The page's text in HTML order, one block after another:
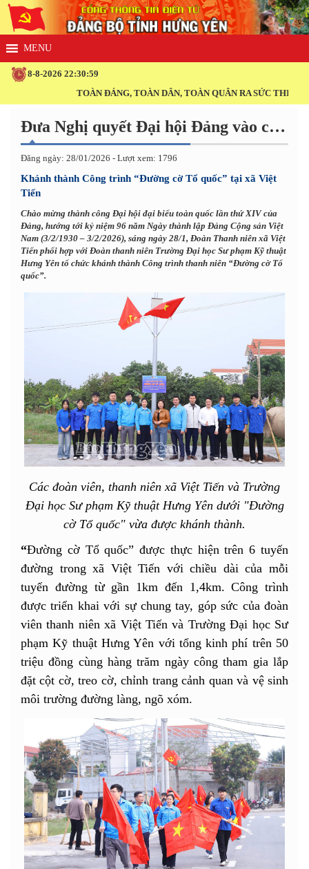
8-8-2026 22:30:59
TOÀN ĐẢNG, TOÀN DÂN, TOÀN QUÂN RA SỨC THI ĐUA
Đưa Nghị quyết Đại hội Đảng vào cuộc sống
Đăng ngày: 28/01/2026 - Lượt xem: 1796
Khánh thành Công trình “Đường cờ Tổ quốc” tại xã Việt
Tiến
Chào mừng thành công Đại hội đại biểu toàn quốc lần thứ XIV của
Đảng, hướng tới kỷ niệm 96 năm Ngày thành lập Đảng Cộng sản Việt
Nam (3/2/1930 – 3/2/2026), sáng ngày 28/1, Đoàn Thanh niên xã Việt
Tiến phối hợp với Đoàn thanh niên Trường Đại học Sư phạm Kỹ thuật
Hưng Yên tổ chức khánh thành Công trình thanh niên “Đường cờ Tổ
quốc”.
Các đoàn viên, thanh niên xã Việt Tiến và Trường
Đại học Sư phạm Kỹ thuật Hưng Yên dưới "Đường
cờ Tổ quốc" vừa được khánh thành.
“Đường cờ Tổ quốc” được thực hiện trên 6 tuyến
đường trong xã Việt Tiến với chiều dài của mỗi
tuyến đường từ gần 1km đến 1,4km. Công trình
được triển khai với sự chung tay, góp sức của đoàn
viên thanh niên xã Việt Tiến và Trường Đại học Sư
phạm Kỹ thuật Hưng Yên với tổng kinh phí trên 50
triệu đồng cùng hàng trăm ngày công tham gia lắp
đặt cột cờ, treo cờ, chỉnh trang cảnh quan và vệ sinh
môi trường đường làng, ngõ xóm.